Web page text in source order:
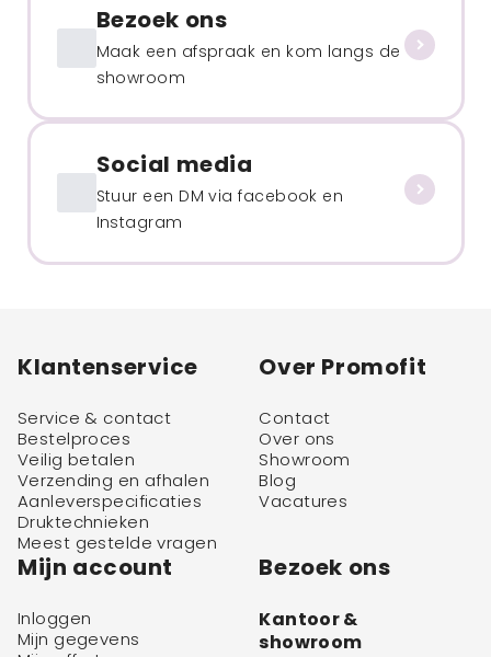
Bezoek ons
Maak een afspraak en kom langs de
showroom
Social media
Stuur een DM via facebook en
Instagram
Klantenservice
Service & contact
Bestelproces
Veilig betalen
Verzending en afhalen
Aanleverspecificaties
Druktechnieken
Meest gestelde vragen
Over Promofit
Contact
Over ons
Showroom
Blog
Vacatures
Mijn account
Inloggen
Mijn gegevens
Bezoek ons
Kantoor &
showroom